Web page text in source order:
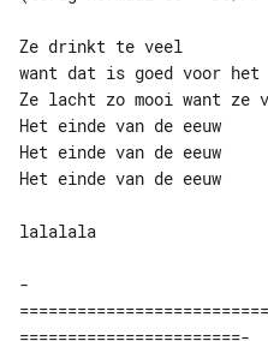
Ze drinkt te veel
want dat is goed voor het
Ze lacht zo mooi want ze
Het einde van de eeuw
Het einde van de eeuw
Het einde van de eeuw
lalalala
-